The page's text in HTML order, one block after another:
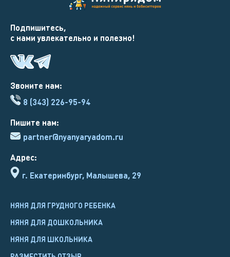
Адрес:
г. Екатеринбург, Малышева, 29
Звоните нам:
8 (343) 226-95-94
НЯНЯ ДЛЯ ГРУДНОГО РЕБЕНКА
НЯНЯ ДЛЯ ДОШКОЛЬНИКА
НЯНЯ ДЛЯ ШКОЛЬНИКА
Пишите нам:
partner@nyanyaryadom.ru
Подпишитесь,
с нами увлекательно и полезно!